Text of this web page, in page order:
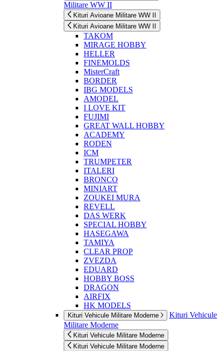
Militare WW II
Kituri Avioane Militare WW II
Kituri Avioane Militare WW II
TAKOM
MIRAGE HOBBY
HELLER
FINEMOLDS
MisterCraft
BORDER
IBG MODELS
AMODEL
I LOVE KIT
FUJIMI
GREAT WALL HOBBY
ACADEMY
RODEN
ICM
TRUMPETER
ITALERI
BRONCO
MINIART
ZOUKEI MURA
REVELL
DAS WERK
SPECIAL HOBBY
HASEGAWA
TAMIYA
CLEAR PROP
ZVEZDA
EDUARD
HOBBY BOSS
DRAGON
AIRFIX
HK MODELS
Kituri Vehicule Militare Moderne
Kituri Vehicule
Militare Moderne
Kituri Vehicule Militare Moderne
Kituri Vehicule Militare Moderne